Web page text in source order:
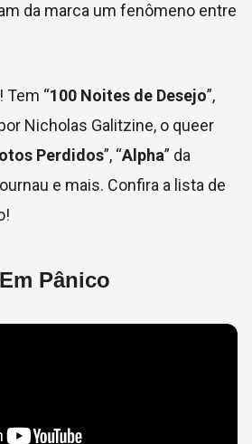
da marca um fenômeno entre
Tem “100 Noites de Desejo”,
Nicholas Galitzine, o queer
Perdidos”, “Alpha” da
e mais. Confira a lista de
Pânico